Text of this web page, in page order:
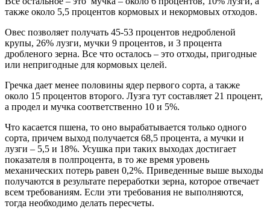
также около 5,5 процентов кормовых и некормовых отходов.
Овес позволяет получать 45-53 процентов недробленой
крупы, 26% лузги, мучки 9 процентов, и 3 процента
дробленого зерна. Все что осталось – это отходы, пригодные
или непригодные для кормовых целей.
Гречка дает менее половины ядер первого сорта, а также
около 15 процентов второго. Лузга тут составляет 21 процент,
а продел и мучка соответственно 10 и 5%.
Что касается пшена, то оно вырабатывается только одного
сорта, причем выход получается 68,5 процента, а мучки и
лузги – 5,5 и 18%. Усушка при таких выходах достигает
показателя в полпроцента, в то же время уровень
механических потерь равен 0,2%. Приведенные выше выходы
получаются в результате переработки зерна, которое отвечает
всем требованиям. Если эти требования не выполняются,
тогда необходимо делать пересчеты.